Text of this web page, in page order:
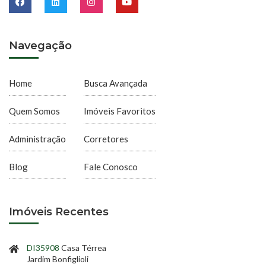
Navegação
Home
Quem Somos
Administração
Blog
Busca Avançada
Imóveis Favoritos
Corretores
Fale Conosco
Imóveis Recentes
DI35908 Casa Térrea
Jardim Bonfiglioli